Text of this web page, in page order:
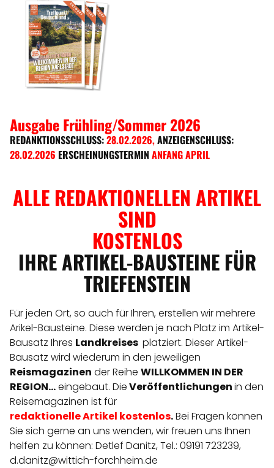
Ausgabe Frühling/Sommer 2026
REDANKTIONSSCHLUSS:28.02.2026,ANZEIGENSCHLUSS:
28.02.2026 ERSCHEINUNGSTERMIN ANFANG APRIL
ALLE REDAKTIONELLEN ARTIKEL
SIND
KOSTENLOS
IHRE ARTIKEL-BAUSTEINE FÜR
TRIEFENSTEIN
Für jeden Ort, so auch für Ihren, erstellen wir mehrere
Arikel-Bausteine. Diese werden je nach Platz im Artikel-
Bausatz Ihres Landkreises platziert. Dieser Artikel-
Bausatz wird wiederum in den jeweiligen
Reismagazinen der Reihe WILLKOMMEN IN DER
REGION...eingebaut. DieVeröffentlichungenin den
Reisemagazinen ist für
redaktionelleArtikel kostenlos.Bei Fragen können
Sie sich gerne an uns wenden, wir freuen uns Ihnen
helfen zu können: Detlef Danitz, Tel.: 09191 723239,
d.danitz@wittich-forchheim.de